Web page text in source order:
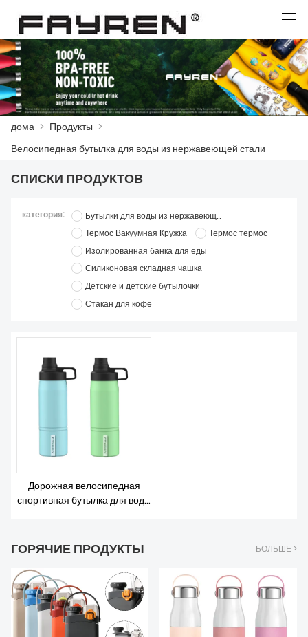
ДОМА
СВЯЖИТЕСЬ С НАМИ
العربية Deutsch Ελληνική γλώσσα English
дома > Продукты >
Велосипедная бутылка для воды из нержавеющей стали
СПИСКИ ПРОДУКТОВ
категория:
Бутылки для воды из нержавеющей стали
Термос Вакуумная Кружка
Термос термос
Изолированная банка для еды
Силиконовая складная чашка
Детские и детские бутылочки
Стакан для кофе
Дорожная велосипедная
спортивная бутылка для воды
стали
ГОРЯЧИЕ ПРОДУКТЫ БОЛЬШЕ >